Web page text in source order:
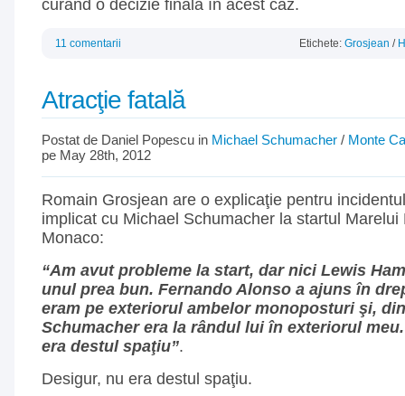
curând o decizie finală în acest caz.
11 comentarii Etichete: Grosjean /
Atracţie fatală
Postat de Daniel Popescu in Michael Schumacher / Monte
pe May 28th, 2012
Romain Grosjean are o explicaţie pentru
implicat cu Michael Schumacher la startul Marelui
Monaco:
“Am avut probleme la start, dar nici Lewis
unul prea bun. Fernando Alonso a ajuns în
eram pe exteriorul ambelor monoposturi şi,
Schumacher era la rândul lui în exteriorul
era destul spaţiu”.
Desigur, nu era destul spaţiu.